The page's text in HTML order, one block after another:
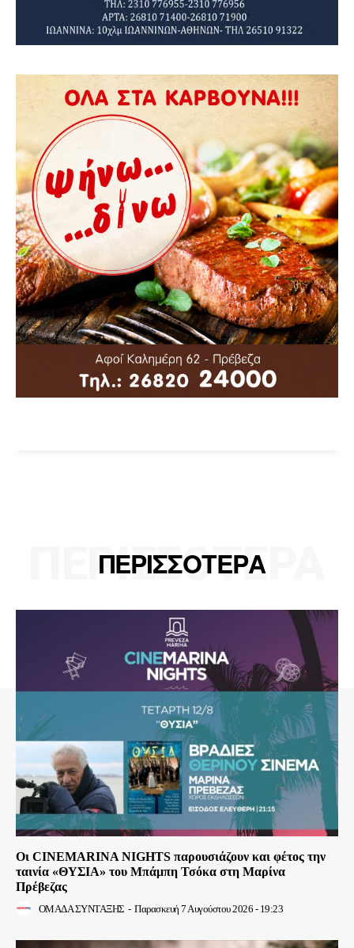
ΠΕΡΙΣΣΟΤΕΡΑ
ΠΕΡΙΣΣΟΤΕΡΑ
Οι CINEMARINA NIGHTS παρουσιάζουν και φέτος την
ταινία «ΘΥΣΙΑ» του Μπάμπη Τσόκα στη Μαρίνα
Πρέβεζας
ΟΜΑΔΑ ΣΥΝΤΑΞΗΣ - Παρασκευή 7 Αυγούστου 2026 - 19:23